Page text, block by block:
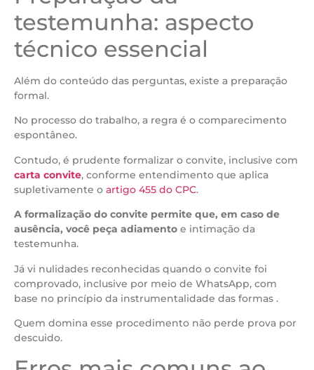
testemunha: aspecto
técnico essencial
Além do conteúdo das perguntas, existe a preparação
formal.
No processo do trabalho, a regra é o comparecimento
espontâneo.
Contudo, é prudente formalizar o convite, inclusive com
carta convite, conforme entendimento que aplica
supletivamente o artigo 455 do CPC.
A formalização do convite permite que, em caso de
ausência, você peça adiamento e intimação da
testemunha.
Já vi nulidades reconhecidas quando o convite foi
comprovado, inclusive por meio de WhatsApp, com
base no princípio da instrumentalidade das formas .
Quem domina esse procedimento não perde prova por
descuido.